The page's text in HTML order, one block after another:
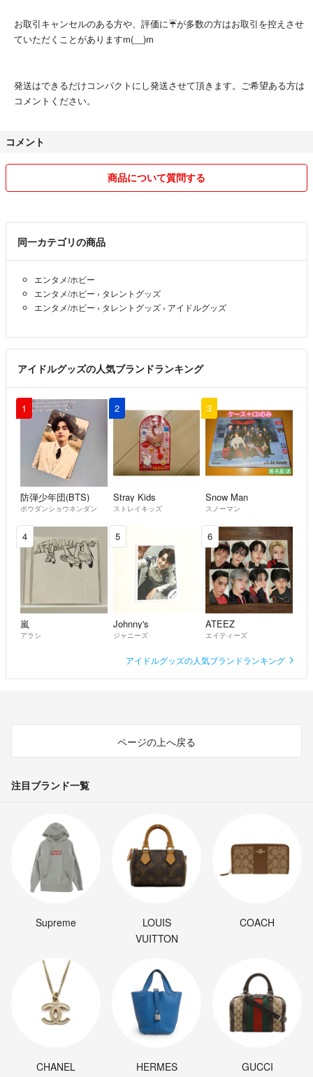
お取引キャンセルのある方や、評価に☔が多数の方はお取引を控えさせ
ていただくことがありますm(__)m
発送はできるだけコンパクトにし発送させて頂きます。ご希望ある方は
コメントください。
コメント
商品について質問する
同一カテゴリの商品
エンタメ/ホビー
エンタメ/ホビー › タレントグッズ
エンタメ/ホビー › タレントグッズ › アイドルグッズ
アイドルグッズの人気ブランドランキング
1
防弾少年団(BTS)
ボウダンショウネンダン
2
Stray Kids
ストレイキッズ
3
Snow Man
スノーマン
4
嵐
アラシ
5
Johnny's
ジャニーズ
6
ATEEZ
エイティーズ
アイドルグッズの人気ブランドランキング
ページの上へ戻る
注目ブランド一覧
Supreme
LOUIS
VUITTON
COACH
CHANEL HERMES GUCCI